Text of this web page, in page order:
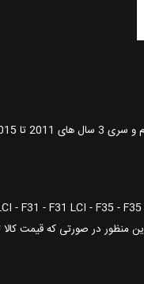
منظور در صورتی که قیمت